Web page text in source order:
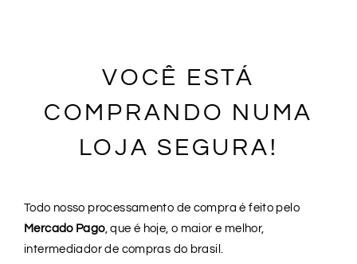
VOCÊ ESTÁ
COMPRANDO NUMA
LOJA SEGURA!
Todo nosso processamento de compra é feito pelo
Mercado Pago, que é hoje, o maior e melhor,
intermediador de compras do brasil.